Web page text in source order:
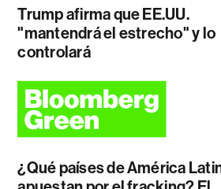
Trump afirma que EE.UU.
"mantendrá el estrecho" y lo
controlará
¿Qué países de América